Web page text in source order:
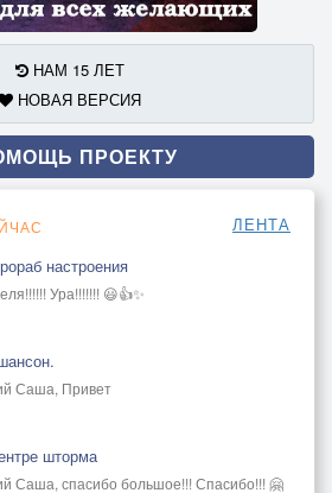
НАМ 15 ЛЕТ
НОВАЯ ВЕРСИЯ
ПРОЕКТУ
ЛЕНТА
настроения
Ура!!!!!!! 😃👍✨
Саша, Привет
шторма
Саша, спасибо большое!!! Спасибо!!! 🤗